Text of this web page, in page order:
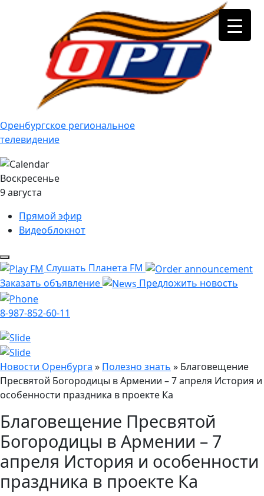
Оренбургское региональное
телевидение
Воскресенье
9 августа
Прямой эфир
Видеоблокнот
Слушать Планета FM
Заказать объявление
Предложить новость
8-987-852-60-11
Новости Оренбурга » Полезно знать » Благовещение
Пресвятой Богородицы в Армении – 7 апреля История и
особенности праздника в проекте Ка
Благовещение Пресвятой
Богородицы в Армении – 7
апреля История и особенности
праздника в проекте Ка